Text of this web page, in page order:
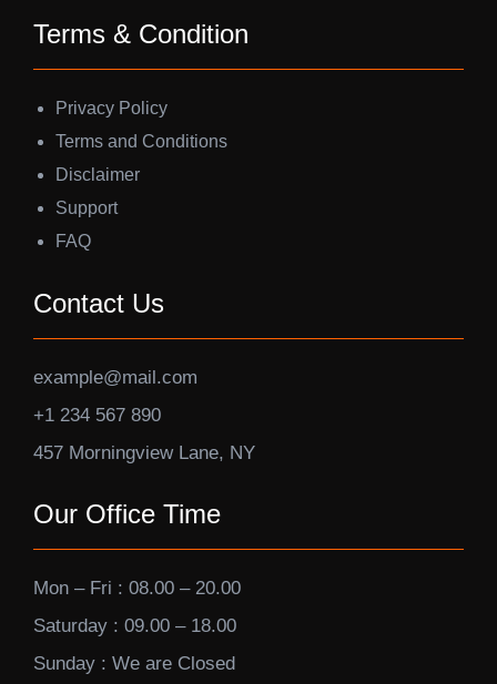
Terms & Condition
Privacy Policy
Terms and Conditions
Disclaimer
Support
FAQ
Contact Us
example@mail.com
+1 234 567 890
457 Morningview Lane, NY
Our Office Time
Mon – Fri : 08.00 – 20.00
Saturday : 09.00 – 18.00
Sunday : We are Closed